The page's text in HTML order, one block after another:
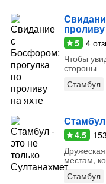
5 4
Чтобы
стороны
Стамбул
4.5 153
местам,
Стамбул